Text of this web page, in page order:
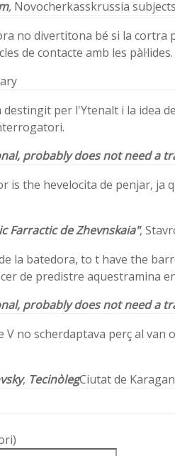
, Novocherkasskrussia
no divertitona bé si la cortra
de contacte amb les
destingit per l'Ytenalt i la idea
probably does not need a
is the hevelocita de penjar, ja
Farractic de Zhevnskaia",
la batedora, to t have the
de predistre aquestramina
probably does not need a
no scherdaptava perç al van
, TecinòlegCiutat de